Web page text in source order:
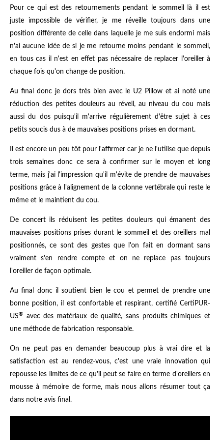
Pour ce qui est des retournements pendant le sommeil là il est
juste impossible de vérifier, je me réveille toujours dans une
position différente de celle dans laquelle je me suis endormi mais
n'ai aucune idée de si je me retourne moins pendant le sommeil,
en tous cas il n'est en effet pas nécessaire de replacer l'oreiller à
chaque fois qu'on change de position.
Au final donc je dors très bien avec le U2 Pillow et ai noté une
réduction des petites douleurs au réveil, au niveau du cou mais
aussi du dos puisqu'il m'arrive régulièrement d'être sujet à ces
petits soucis dus à de mauvaises positions prises en dormant.
Il est encore un peu tôt pour l'affirmer car je ne l'utilise que depuis
trois semaines donc ce sera à confirmer sur le moyen et long
terme, mais j'ai l'impression qu'il m'évite de prendre de mauvaises
positions grâce à l'alignement de la colonne vertébrale qui reste le
même et le maintient du cou.
De concert ils réduisent les petites douleurs qui émanent des
mauvaises positions prises durant le sommeil et des oreillers mal
positionnés, ce sont des gestes que l'on fait en dormant sans
vraiment s'en rendre compte et on ne replace pas toujours
l'oreiller de façon optimale.
Au final donc il soutient bien le cou et permet de prendre une
bonne position, il est confortable et respirant, certifié CertiPUR-
US®
avec des matériaux de qualité, sans produits chimiques et
une méthode de fabrication responsable.
On ne peut pas en demander beaucoup plus à vrai dire et la
satisfaction est au rendez-vous, c'est une vraie innovation qui
repousse les limites de ce qu'il peut se faire en terme d'oreillers en
mousse à mémoire de forme, mais nous allons résumer tout ça
dans notre avis final.